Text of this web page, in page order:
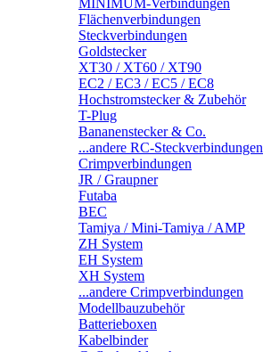
MINIMUM-Verbindungen
Flächenverbindungen
Steckverbindungen
Goldstecker
XT30 / XT60 / XT90
EC2 / EC3 / EC5 / EC8
Hochstromstecker & Zubehör
T-Plug
Bananenstecker & Co.
...andere RC-Steckverbindungen
Crimpverbindungen
JR / Graupner
Futaba
BEC
Tamiya / Mini-Tamiya / AMP
ZH System
EH System
XH System
...andere Crimpverbindungen
Modellbauzubehör
Batterieboxen
Kabelbinder